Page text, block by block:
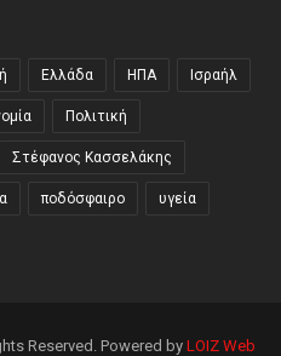
Ελλάδα ΗΠΑ Ισραήλ
Πολιτική
Στέφανος Κασσελάκης
ποδόσφαιρο υγεία
Reserved. Powered by LOIZ Web